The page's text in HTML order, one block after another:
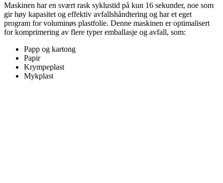
Maskinen har en svært rask syklustid på kun 16 sekunder, noe som
gir høy kapasitet og effektiv avfallshåndtering og har et eget
program for voluminøs plastfolie. Denne maskinen er optimalisert
for komprimering av flere typer emballasje og avfall, som:
Papp og kartong
Papir
Krympeplast
Mykplast